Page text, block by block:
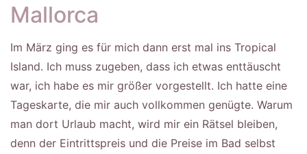
Mallorca
Im März ging es für mich dann erst mal ins Tropical
Island. Ich muss zugeben, dass ich etwas enttäuscht
war, ich habe es mir größer vorgestellt. Ich hatte eine
Tageskarte, die mir auch vollkommen genügte. Warum
man dort Urlaub macht, wird mir ein Rätsel bleiben,
denn der Eintrittspreis und die Preise im Bad selbst